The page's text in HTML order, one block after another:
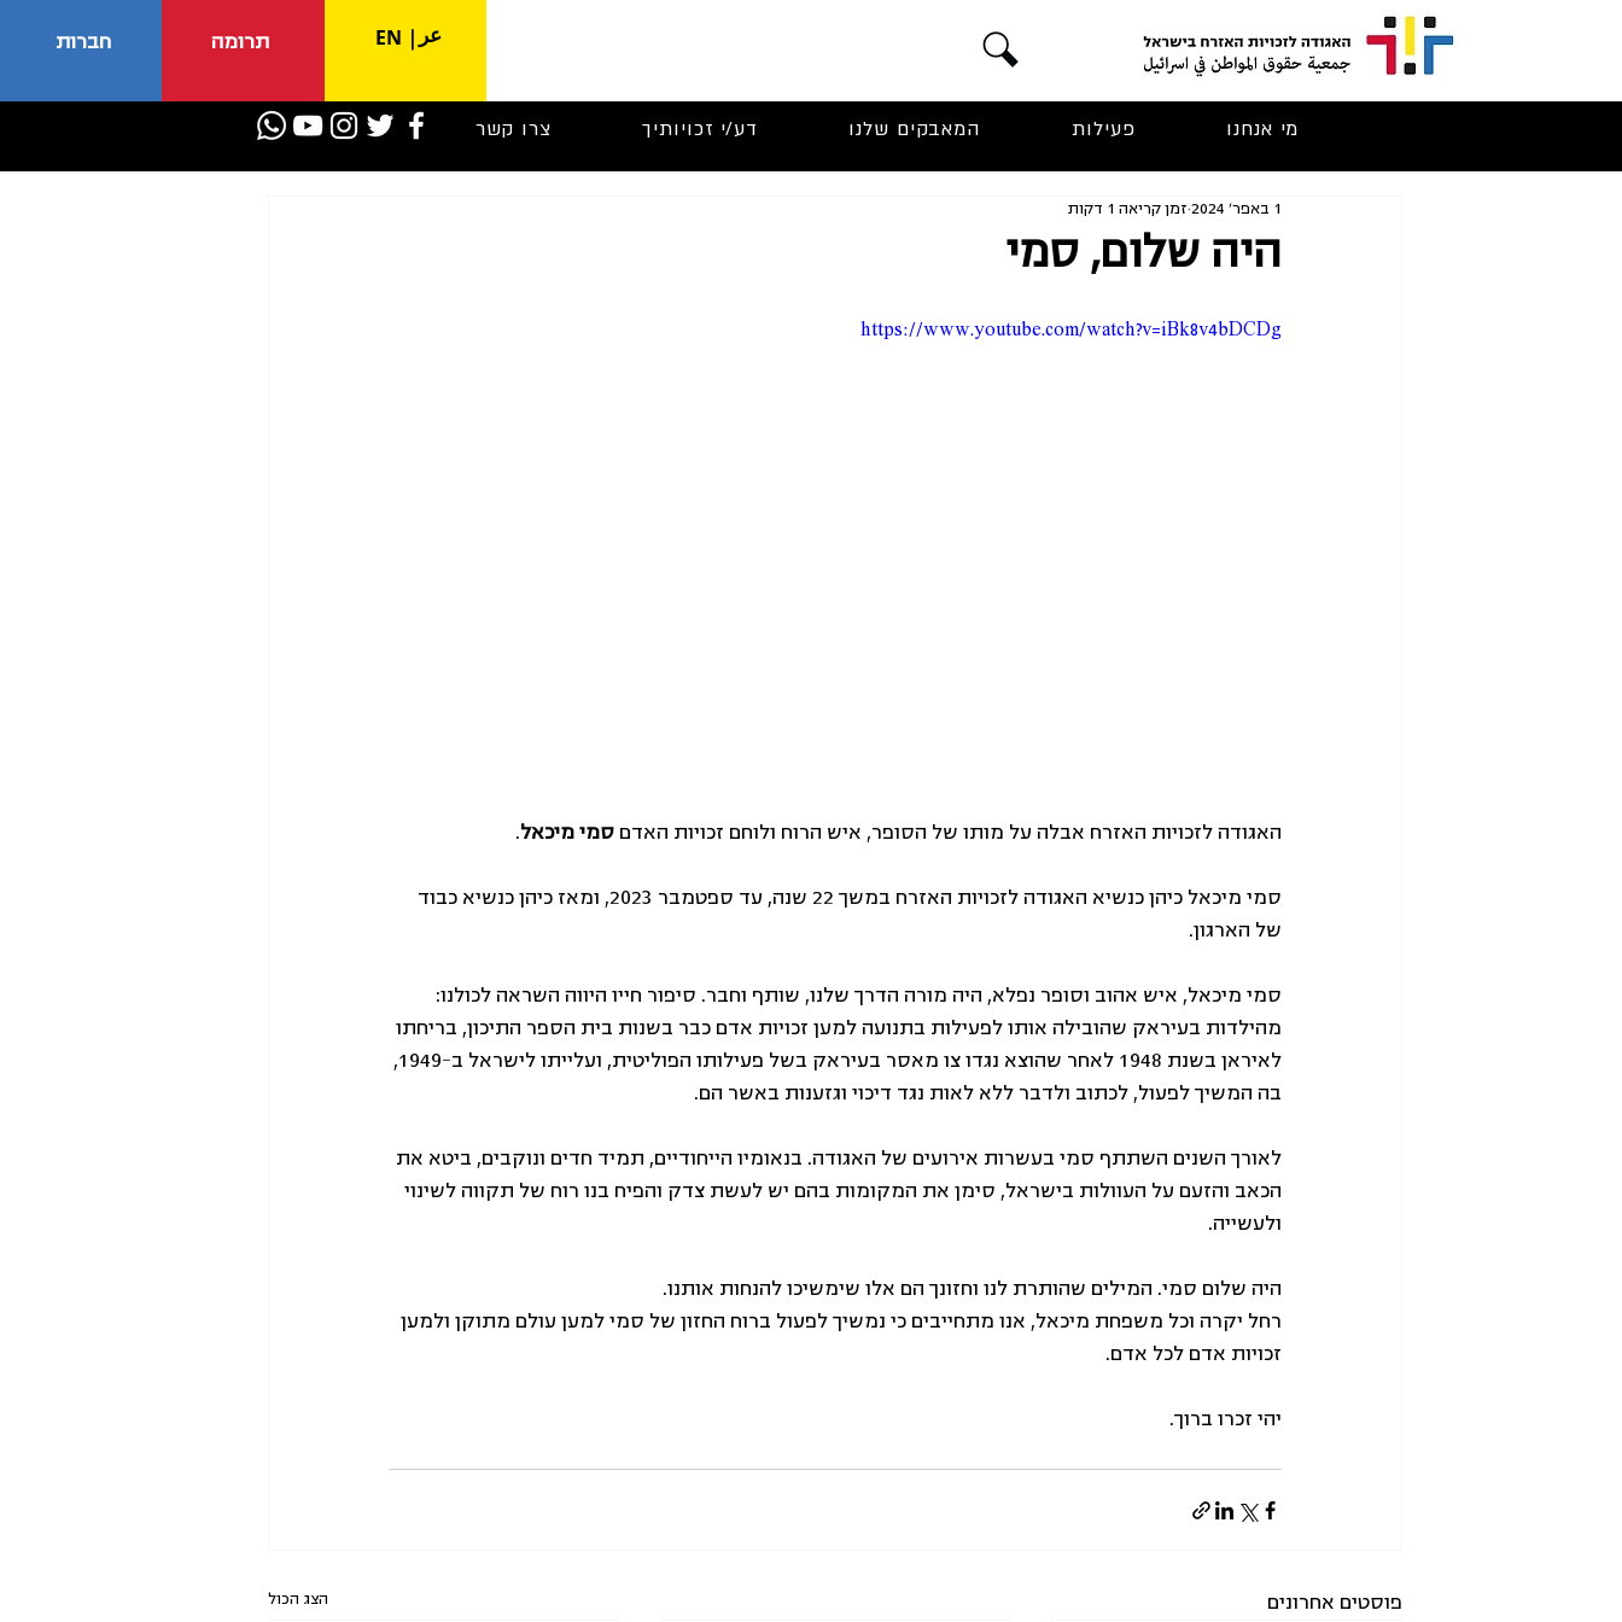
חברות תרומה عر EN
מי אנחנו פעילות המאבקים שלנו דע/י זכויותיך צרו קשר
היה שלום, סמי
1 באפר׳ 2024 זמן קריאה 1 דקות
https://www.youtube.com/watch?v=iBk8v4bDCDg
האגודה לזכויות האזרח אבלה על מותו של הסופר, איש הרוח ולוחם זכויות האדם סמי מיכאל.
סמי מיכאל כיהן כנשיא האגודה לזכויות האזרח במשך 22 שנה, עד ספטמבר 2023, ומאז כיהן כנשיא כבוד
של הארגון.
סמי מיכאל, איש אהוב וסופר נפלא, היה מורה הדרך שלנו, שותף וחבר. סיפור חייו היווה השראה לכולנו:
מהילדות בעיראק שהובילה אותו לפעילות בתנועה למען זכויות אדם כבר בשנות בית הספר התיכון, בריחתו
לאיראן בשנת 1948 לאחר שהוצא נגדו צו מאסר בעיראק בשל פעילותו הפוליטית, ועלייתו לישראל ב-1949,
בה המשיך לפעול, לכתוב ולדבר ללא לאות נגד דיכוי וגזענות באשר הם.
לאורך השנים השתתף סמי בעשרות אירועים של האגודה. בנאומיו הייחודיים, תמיד חדים ונוקבים, ביטא את
הכאב והזעם על העוולות בישראל, סימן את המקומות בהם יש לעשת צדק והפיח בנו רוח של תקווה לשינוי
ולעשייה.
היה שלום סמי. המילים שהותרת לנו וחזונך הם אלו שימשיכו להנחות אותנו.
רחל יקרה וכל משפחת מיכאל, אנו מתחייבים כי נמשיך לפעול ברוח החזון של סמי למען עולם מתוקן ולמען
זכויות אדם לכל אדם.
יהי זכרו ברוך.
פוסטים אחרונים הצג הכול